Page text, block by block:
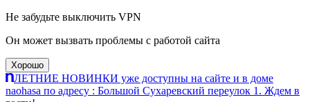
Не забудьте выключить VPN
Он может вызвать проблемы с работой сайта
Хорошо
ЛЕТНИЕ НОВИНКИ уже доступны на сайте и в доме
naohasa по адресу : Большой Сухаревский переулок 1. Ждем в